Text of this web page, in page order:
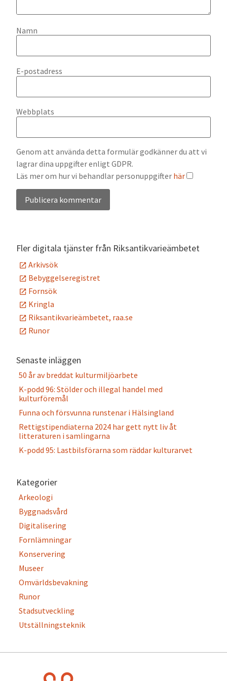
Namn
E-postadress
Webbplats
Genom att använda detta formulär godkänner du att vi
lagrar dina uppgifter enligt GDPR.
Läs mer om hur vi behandlar personuppgifter här
Fler digitala tjänster från Riksantikvarieämbetet
Arkivsök
Bebyggelseregistret
Fornsök
Kringla
Riksantikvarieämbetet, raa.se
Runor
Senaste inläggen
50 år av breddat kulturmiljöarbete
K-podd 96: Stölder och illegal handel med
kulturföremål
Funna och försvunna runstenar i Hälsingland
Rettigstipendiaterna 2024 har gett nytt liv åt
litteraturen i samlingarna
K-podd 95: Lastbilsförarna som räddar kulturarvet
Kategorier
Arkeologi
Byggnadsvård
Digitalisering
Fornlämningar
Konservering
Museer
Omvärldsbevakning
Runor
Stadsutveckling
Utställningsteknik